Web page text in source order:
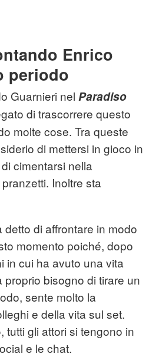
Enrico
periodo
Guarnieri nel Paradiso
di trascorrere questo
molte cose. Tra queste
di mettersi in gioco in
cimentarsi nella
Inoltre sta
detto di affrontare in modo
momento poiché, dopo
in cui ha avuto una vita
bisogno di tirare un
sente molto la
e della vita sul set.
tutti gli attori si tengono in
e le chat.